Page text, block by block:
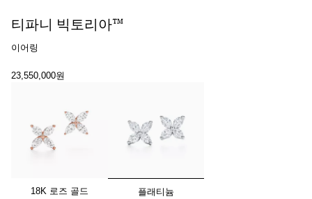
티파니 빅토리아™
이어링
23,550,000원
18K 로즈 골드 선택됨
플래티늄